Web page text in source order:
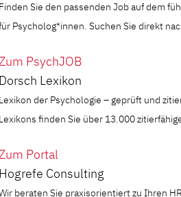
Sie den passenden Job auf dem
Psycholog*innen. Suchen Sie direkt
PsychJOB
Lexikon
der Psychologie – geprüft und
finden Sie über 13.000
Portal
Consulting
beraten Sie praxisorientiert zu Ihren